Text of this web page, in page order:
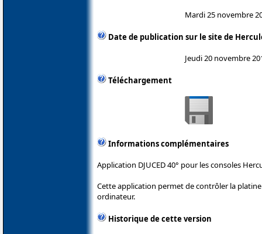
Mardi 25 novembre
Date de publication sur le site de
Jeudi 20 novembre
Téléchargement
Informations complémentaires
Application DJUCED 40° pour les consoles
Cette application permet de contrôler la
ordinateur.
Historique de cette version